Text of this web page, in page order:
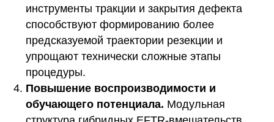
инструменты тракции и закрытия дефекта
способствуют формированию более
предсказуемой траектории резекции и
упрощают технически сложные этапы
процедуры.
Повышение воспроизводимости и
обучающего потенциала. Модульная